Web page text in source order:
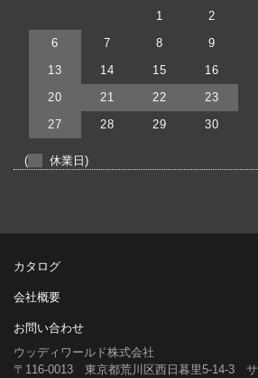
1
2
6
7 8 9
13
14 15 16
20
21 22 23
27
28 29 30
( 休業日)
カタログ
会社概要
お問い合わせ
ウッディワールド株式会社
〒116-0013 東京都荒川区西日暮里5-14-3